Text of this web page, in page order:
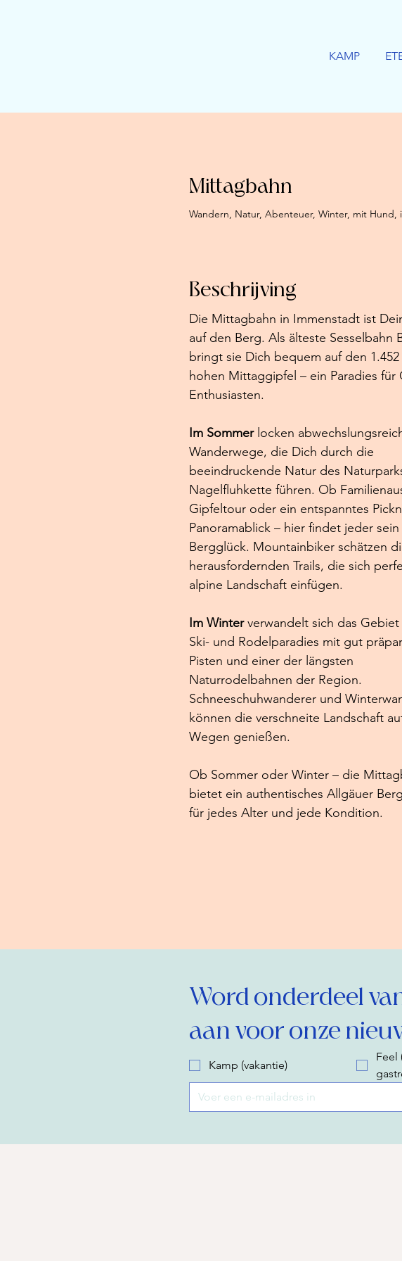
KAMP
Mittagbahn
Wandern, Natur, Abenteuer, Winter, mit Hund,
Word onderdeel
aan voor onze
Kamp (vakantie)
Feel
Beschrijving
Die Mittagbahn in Immenstadt ist
auf den Berg. Als älteste Sesselbahn
bringt sie Dich bequem auf den
hohen Mittaggipfel – ein Paradies für
Enthusiasten.
Im Sommer locken
Wanderwege, die Dich durch die
beeindruckende Natur des
Nagelfluhkette führen. Ob
Gipfeltour oder ein entspanntes
Panoramablick – hier findet jeder sein
Bergglück. Mountainbiker schätzen
herausfordernden Trails, die sich
alpine Landschaft einfügen.
Im Winter verwandelt sich das Gebiet
Ski- und Rodelparadies mit gut
Pisten und einer der längsten
Naturrodelbahnen der Region.
Schneeschuhwanderer und
können die verschneite Landschaft
Wegen genießen.
Ob Sommer oder Winter – die
bietet ein authentisches Allgäuer
für jedes Alter und jede Kondition.